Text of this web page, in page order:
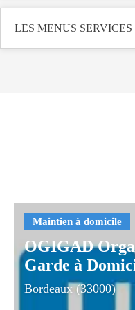
LES MENUS SERVICES
OGIGAD
Garde à
Bordeaux (33000)